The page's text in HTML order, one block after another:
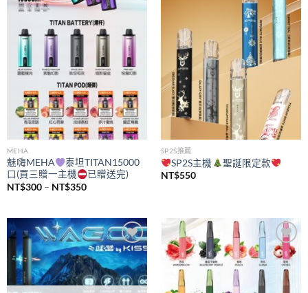
Add to
MEHA
魅嗨MEHA
泰坦TITAN15000
口(買三贈一主機
已贈送完)
NT$300 – NT$350價
NT$300
到
NT$350
Add to
wishlist
SP2S推薦
SP2S主機
聖誕限定款
NT$550
Add to
wishlist
Add to
wishlist